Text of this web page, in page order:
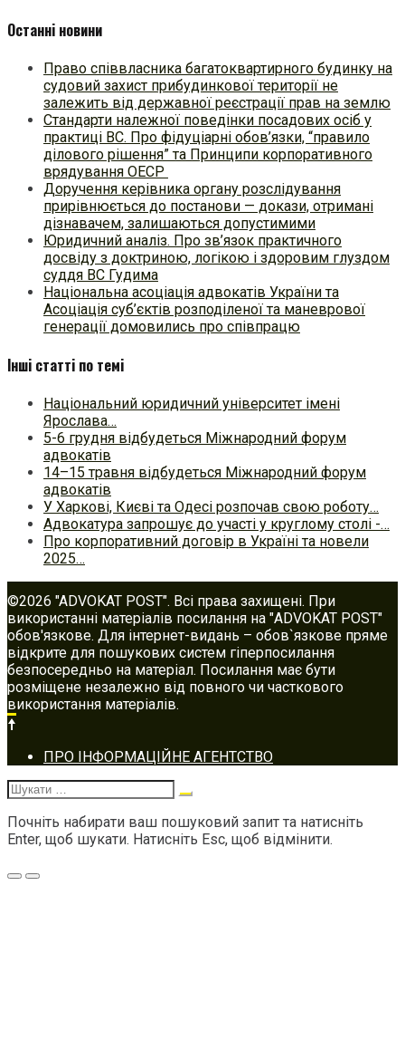
Останні новини
Право співвласника багатоквартирного будинку на
судовий захист прибудинкової території не
залежить від державної реєстрації прав на землю
Стандарти належної поведінки посадових осіб у
практиці ВC. Про фідуціарні обов’язки, “правило
ділового рішення” та Принципи корпоративного
врядування ОЕСР
Доручення керівника органу розслідування
прирівнюється до постанови — докази, отримані
дізнавачем, залишаються допустимими
Юридичний аналіз. Про зв’язок практичного
досвіду з доктриною, логікою і здоровим глуздом
суддя ВС Гудима
Національна асоціація адвокатів України та
Асоціація суб’єктів розподіленої та маневрової
генерації домовились про співпрацю
Інші статті по темі
Національний юридичний університет імені
Ярослава…
5-6 грудня відбудеться Міжнародний форум
адвокатів
14–15 травня відбудеться Міжнародний форум
адвокатів
У Харкові, Києві та Одесі розпочав свою роботу…
Адвокатура запрошує до участі у круглому столі -…
Про корпоративний договір в Україні та новели
2025…
©2026 "ADVOKAT POST". Всі права захищені. При
використанні матеріалів посилання на "ADVOKAT POST"
обов'язкове. Для інтернет-видань – обов`язкове пряме
відкрите для пошукових систем гіперпосилання
безпосередньо на матеріал. Посилання має бути
розміщене незалежно від повного чи часткового
використання матеріалів.
Footer
navigation
ПРО ІНФОРМАЦІЙНЕ АГЕНТСТВО
Шукати:
Почніть набирати ваш пошуковий запит та натисніть
Enter, щоб шукати. Натисніть Esc, щоб відмінити.
Меню